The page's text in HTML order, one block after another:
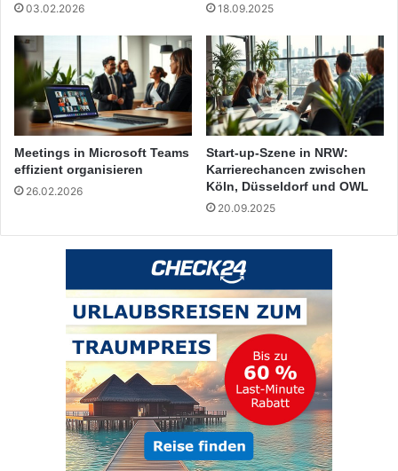
03.02.2026 18.09.2025
Meetings in Microsoft Teams
effizient organisieren
26.02.2026
Start-up-Szene in NRW:
Karrierechancen zwischen
Köln, Düsseldorf und OWL
20.09.2025